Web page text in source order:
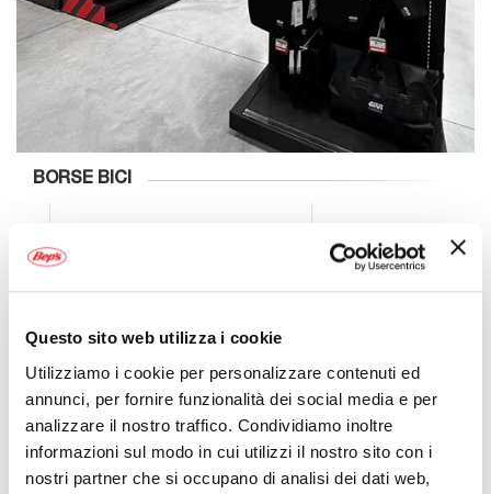
Questo sito web utilizza i cookie
Utilizziamo i cookie per personalizzare contenuti ed
annunci, per fornire funzionalità dei social media e per
analizzare il nostro traffico. Condividiamo inoltre
informazioni sul modo in cui utilizzi il nostro sito con i
nostri partner che si occupano di analisi dei dati web,
BORSE BICI